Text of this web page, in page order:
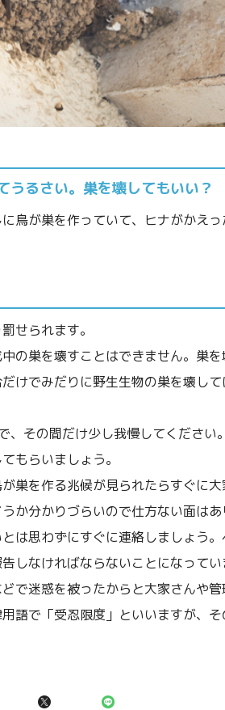
うるさい。巣を壊してもいい？
鳥が巣を作っていて、ヒナがかえ
せられます。
の巣を壊すことはできません。巣
けでみだりに野生生物の巣を壊し
その間だけ少し我慢してください
もらいましょう。
巣を作る兆候が見られたらすぐに
か分かりづらいので仕方ない面は
は思わずにすぐに連絡しましょう
しなければならないことになってい
で迷惑を被ったからと大家さんや
語で「受忍限度」といいますが、